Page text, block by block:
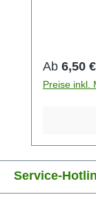
Regulärer
Ab 6,50 €
Preise inkl.
Service-